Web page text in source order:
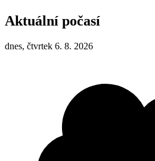
Aktuální počasí
dnes, čtvrtek 6. 8. 2026